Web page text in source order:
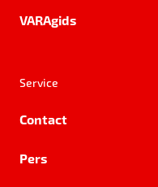
VARAgids
Service
Contact
Pers